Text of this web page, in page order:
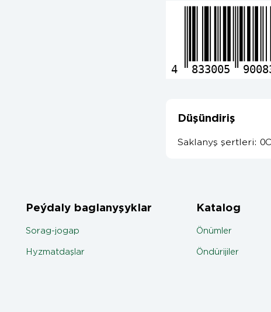
4 833005
Düşündiriş
Saklanyş şertleri:
Peýdaly baglanyşyklar
Sorag-jogap
Hyzmatdaşlar
Katalog
Önümler
Öndürijiler